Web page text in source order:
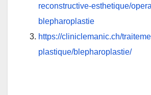
reconstructive-esthetique/
blepharoplastie
https://cliniclemanic.ch/
plastique/blepharoplastie/